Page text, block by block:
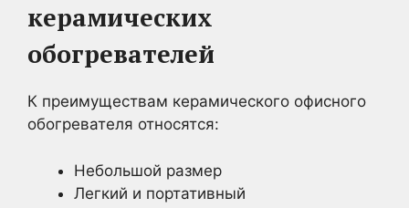
керамических
обогревателей
К преимуществам керамического офисного
обогревателя относятся:
Небольшой размер
Легкий и портативный